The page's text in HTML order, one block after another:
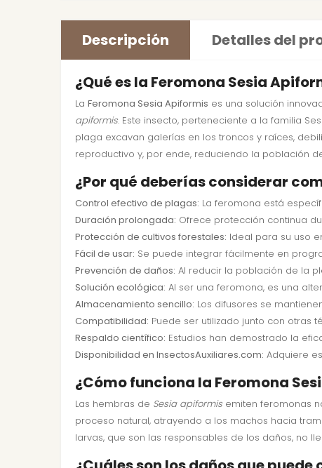
Descripción Detalles del
¿Qué es la Feromona Sesia
La Feromona Sesia Apiformis es una solución
apiformis. Este insecto, perteneciente a la familia
plaga excavan galerías en los troncos y raíces,
reproductivo y, por ende, reduciendo la población
¿Por qué deberías considerar
Control efectivo de plagas: La feromona está
Duración prolongada: Ofrece protección continua
Protección de cultivos forestales: Ideal para su uso
Fácil de usar: Se puede integrar fácilmente en
Prevención de daños: Al reducir la población de la
Solución ecológica: Al ser una feromona, es una
Almacenamiento sencillo: Los difusores se
Compatibilidad: Puede ser utilizado junto con otras
Respaldo científico: Estudios han demostrado la
Disponibilidad en InsectosAuxiliares.com: Adquiere
¿Cómo funciona la Feromona
Las hembras de Sesia apiformisemiten feromonas
proceso natural, atrayendo a los machos hacia
larvas, que son las responsables de los daños, no